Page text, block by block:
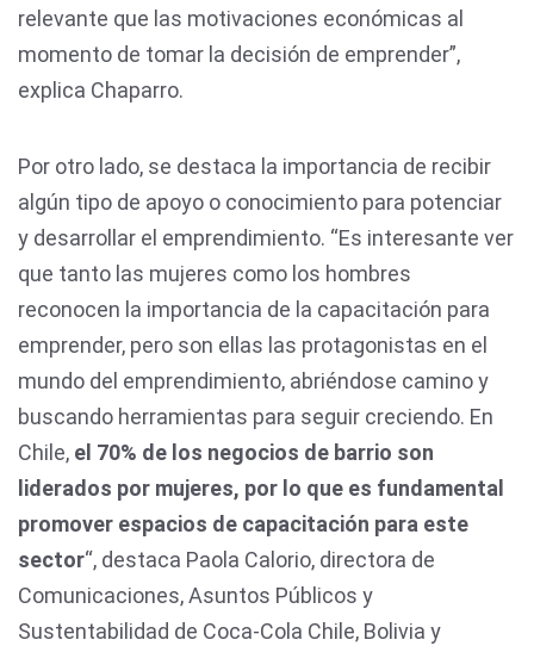
relevante que las motivaciones económicas al
momento de tomar la decisión de emprender”,
explica Chaparro.
Por otro lado, se destaca la importancia de recibir
algún tipo de apoyo o conocimiento para potenciar
y desarrollar el emprendimiento. “Es interesante ver
que tanto las mujeres como los hombres
reconocen la importancia de la capacitación para
emprender, pero son ellas las protagonistas en el
mundo del emprendimiento, abriéndose camino y
buscando herramientas para seguir creciendo. En
Chile, el 70% de los negocios de barrio son
liderados por mujeres, por lo que es fundamental
promover espacios de capacitación para este
sector“, destaca Paola Calorio, directora de
Comunicaciones, Asuntos Públicos y
Sustentabilidad de Coca-Cola Chile, Bolivia y